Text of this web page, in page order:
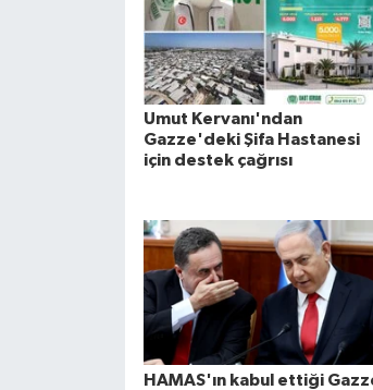
Umut Kervanı'ndan
Gazze'deki Şifa Hastanesi
için destek çağrısı
HAMAS'ın kabul ettiği